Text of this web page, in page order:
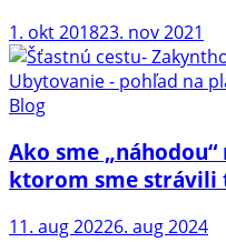
1. okt 201823. nov 2021
Blog
Ako sme
ktorom sme strávili
11. aug 20226. aug 2024